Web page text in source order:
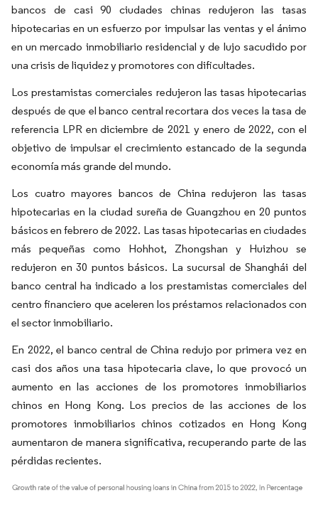
bancos de casi 90 ciudades chinas redujeron las tasas
hipotecarias en un esfuerzo por impulsar las ventas y el ánimo
en un mercado inmobiliario residencial y de lujo sacudido por
una crisis de liquidez y promotores con dificultades.
Los prestamistas comerciales redujeron las tasas hipotecarias
después de que el banco central recortara dos veces la tasa de
referencia LPR en diciembre de 2021 y enero de 2022, con el
objetivo de impulsar el crecimiento estancado de la segunda
economía más grande del mundo.
Los cuatro mayores bancos de China redujeron las tasas
hipotecarias en la ciudad sureña de Guangzhou en 20 puntos
básicos en febrero de 2022. Las tasas hipotecarias en ciudades
más pequeñas como Hohhot, Zhongshan y Huizhou se
redujeron en 30 puntos básicos. La sucursal de Shanghái del
banco central ha indicado a los prestamistas comerciales del
centro financiero que aceleren los préstamos relacionados con
el sector inmobiliario.
En 2022, el banco central de China redujo por primera vez en
casi dos años una tasa hipotecaria clave, lo que provocó un
aumento en las acciones de los promotores inmobiliarios
chinos en Hong Kong. Los precios de las acciones de los
promotores inmobiliarios chinos cotizados en Hong Kong
aumentaron de manera significativa, recuperando parte de las
pérdidas recientes.